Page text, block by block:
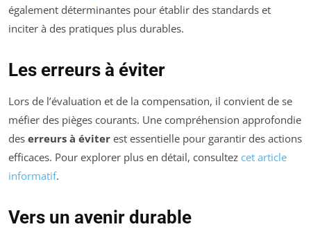
également déterminantes pour établir des standards et
inciter à des pratiques plus durables.
Les erreurs à éviter
Lors de l’évaluation et de la compensation, il convient de se
méfier des pièges courants. Une compréhension approfondie
des erreurs à éviter est essentielle pour garantir des actions
efficaces. Pour explorer plus en détail, consultez cet article
informatif.
Vers un avenir durable